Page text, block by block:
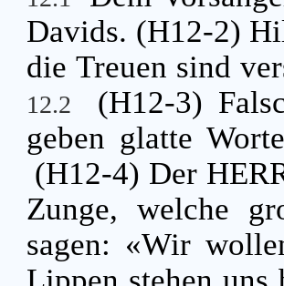
Davids. (H12-2)
die Treuen sind
12.2
(H12-3)
geben glatte
(H12-4) Der
Zunge, welche
sagen: «Wir